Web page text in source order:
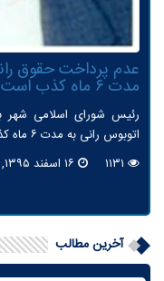
عدم پرداخت حقوق
مدت ۶ ماه كذب است
رئیس شورای اسلامی شهر
اتوبوس رانی به مدت ۶ ماه کذب
آخرین مطالب